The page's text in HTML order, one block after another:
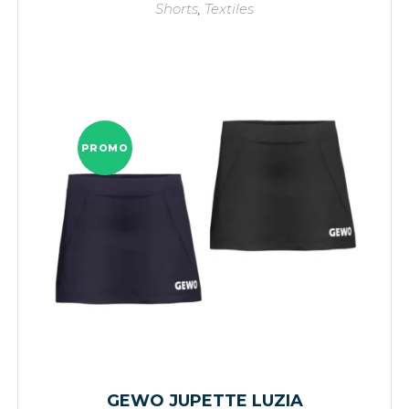
Shorts Textiles
PROMO
GEWO JUPETTE LUZIA